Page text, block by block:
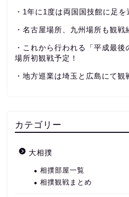
・1年に1度は両国国技館に足
・名古屋場所、九州場所も観戦
・これから行われる「平成最
場所初観戦予定！
・地方巡業は埼玉と広島にて観
カテゴリー
大相撲
相撲部屋一覧
相撲観戦まとめ